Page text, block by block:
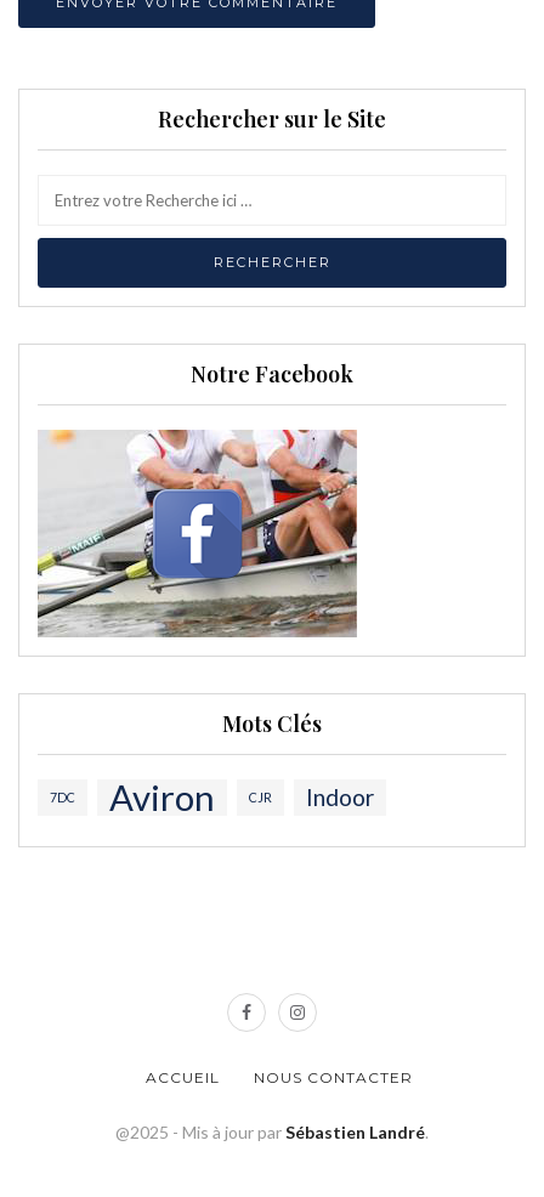
Rechercher sur le Site
Notre Facebook
Mots Clés
7DC Aviron CJR Indoor
ACCUEIL NOUS CONTACTER
@2025 - Mis à jour parSébastien Landré.